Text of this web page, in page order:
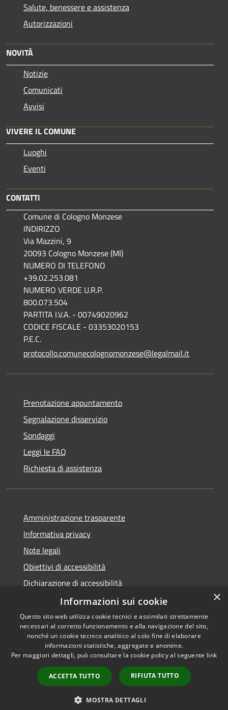
Salute, benessere e assistenza
Autorizzazioni
NOVITÀ
Notizie
Comunicati
Avvisi
VIVERE IL COMUNE
Luoghi
Eventi
CONTATTI
Comune di Cologno Monzese
INDIRIZZO
Via Mazzini, 9
20093 Cologno Monzese (MI)
NUMERO DI TELEFONO
+39.02.253.081
NUMERO VERDE U.R.P.
800.073.504
PARTITA I.V.A. - 00749020962
CODICE FISCALE - 03353020153
P.E.C.
protocollo.comunecolognomonzese@legalmail.it
Prenotazione appuntamento
Segnalazione disservizio
Sondaggi
Leggi le FAQ
Richiesta di assistenza
Amministrazione trasparente
Informativa privacy
Note legali
Obiettivi di accessibilità
Dichiarazione di accessibilità
Open Data
RSS
Accessibilità
Copyright © 2026 • Comune di
Cologno Monzese • Powered
byMunicipium
Accesso
redazione
×
Informazioni sui cookie
Questo sito web utilizza cookie tecnici e assimilati strettamente
necessari al corretto funzionamento e alla navigazione del sito,
nonché un cookie tecnico analitico al solo fine di elaborare
informazioni statistiche, aggregate e anonime.
Per maggiori dettagli, può consultare la cookie policy al seguente link
ACCETTA TUTTO RIFIUTA TUTTO
MOSTRA DETTAGLI